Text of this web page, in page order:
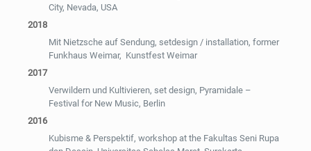
City, Nevada, USA
2018
Mit Nietzsche auf Sendung, setdesign / installation, former
Funkhaus Weimar, Kunstfest Weimar
2017
Verwildern und Kultivieren, set design, Pyramidale –
Festival for New Music, Berlin
2016
Kubisme & Perspektif, workshop at the Fakultas Seni Rupa